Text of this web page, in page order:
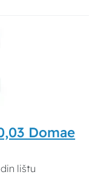
Domae
lištu